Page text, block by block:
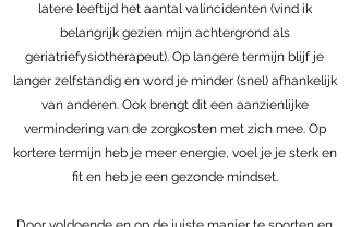
latere leeftijd het aantal valincidenten (vind ik
belangrijk gezien mijn achtergrond als
geriatriefysiotherapeut). Op langere termijn blijf je
langer zelfstandig en word je minder (snel) afhankelijk
van anderen. Ook brengt dit een aanzienlijke
vermindering van de zorgkosten met zich mee. Op
kortere termijn heb je meer energie, voel je je sterk en
fit en heb je een gezonde mindset.